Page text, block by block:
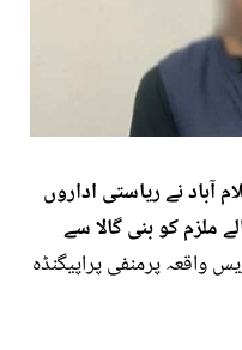
آباد نے ریاستی اداروں
ملزم کو بنی گالا سے
واقعہ پرمنفی پراپیگنڈہ